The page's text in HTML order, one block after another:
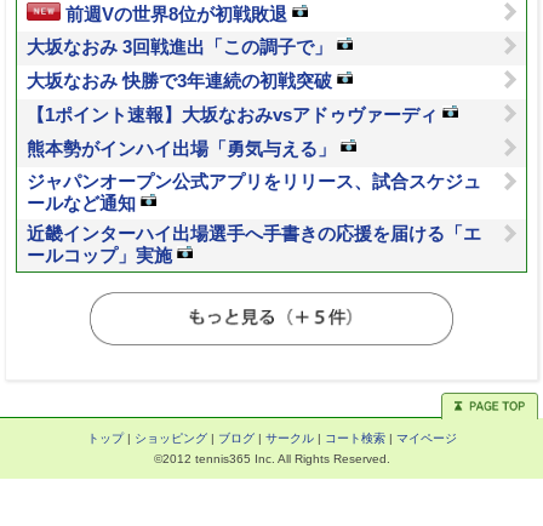
前週Vの世界8位が初戦敗退
大坂なおみ 3回戦進出「この調子で」
大坂なおみ 快勝で3年連続の初戦突破
【1ポイント速報】大坂なおみvsアドゥヴァーディ
熊本勢がインハイ出場「勇気与える」
ジャパンオープン公式アプリをリリース、試合スケジュ
ールなど通知
近畿インターハイ出場選手へ手書きの応援を届ける「エ
ールコップ」実施
トップ| ショッピング| ブログ| サークル| コート検索| マイページ
©2012 tennis365 Inc. All Rights Reserved.